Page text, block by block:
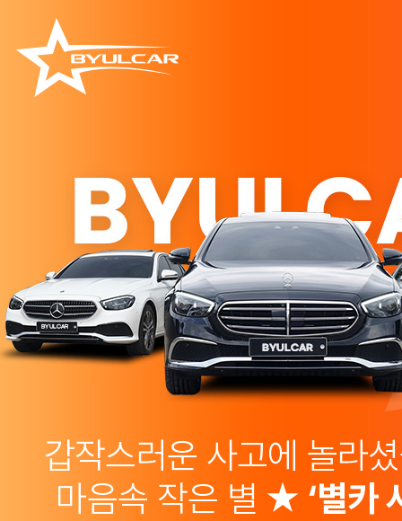
갑작스러운 사고에 놀라
마음속 작은 별 ★ ‘별카